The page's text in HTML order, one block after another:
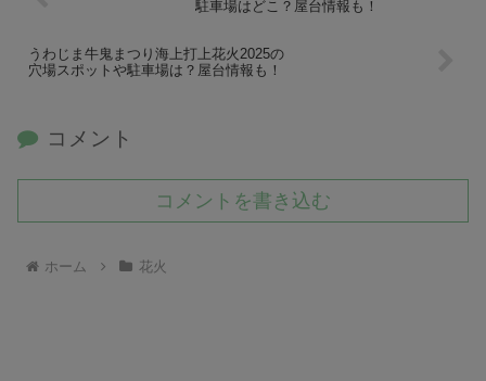
駐車場はどこ？屋台情報も！
うわじま牛鬼まつり海上打上花火2025の
穴場スポットや駐車場は？屋台情報も！
コメント
コメントを書き込む
ホーム 花火